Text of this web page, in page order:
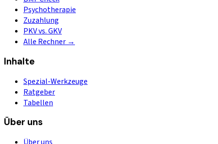
Psychotherapie
Zuzahlung
PKV vs. GKV
Alle Rechner →
Inhalte
Spezial-Werkzeuge
Ratgeber
Tabellen
Über uns